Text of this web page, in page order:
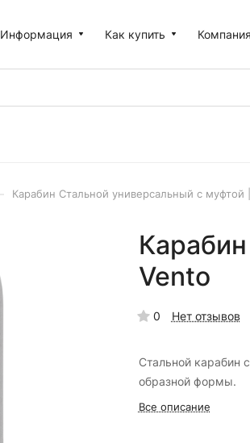
Информация Как купить Компания
Карабин Стальной универсальный с муфтой
Vento
0 Нет отзывов
Стальной карабин
образной формы.
Все описание